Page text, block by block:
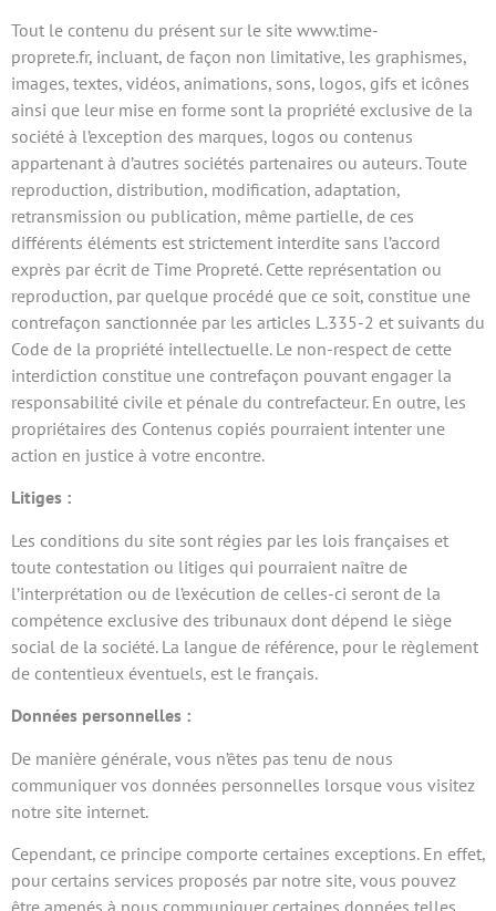
Tout le contenu du présent sur le site www.time-
proprete.fr, incluant, de façon non limitative, les graphismes,
images, textes, vidéos, animations, sons, logos, gifs et icônes
ainsi que leur mise en forme sont la propriété exclusive de la
société à l’exception des marques, logos ou contenus
appartenant à d’autres sociétés partenaires ou auteurs. Toute
reproduction, distribution, modification, adaptation,
retransmission ou publication, même partielle, de ces
différents éléments est strictement interdite sans l’accord
exprès par écrit de Time Propreté. Cette représentation ou
reproduction, par quelque procédé que ce soit, constitue une
contrefaçon sanctionnée par les articles L.335-2 et suivants du
Code de la propriété intellectuelle. Le non-respect de cette
interdiction constitue une contrefaçon pouvant engager la
responsabilité civile et pénale du contrefacteur. En outre, les
propriétaires des Contenus copiés pourraient intenter une
action en justice à votre encontre.
Litiges :
Les conditions du site sont régies par les lois françaises et
toute contestation ou litiges qui pourraient naître de
l’interprétation ou de l’exécution de celles-ci seront de la
compétence exclusive des tribunaux dont dépend le siège
social de la société. La langue de référence, pour le règlement
de contentieux éventuels, est le français.
Données personnelles :
De manière générale, vous n’êtes pas tenu de nous
communiquer vos données personnelles lorsque vous visitez
notre site internet.
Cependant, ce principe comporte certaines exceptions. En effet,
pour certains services proposés par notre site, vous pouvez